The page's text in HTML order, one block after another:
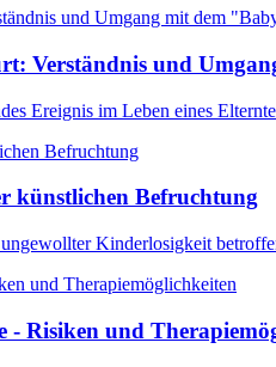
Verständnis und
Ereignis im Leben eines
künstlichen Befruchtung
Kinderlosigkeit
Risiken und